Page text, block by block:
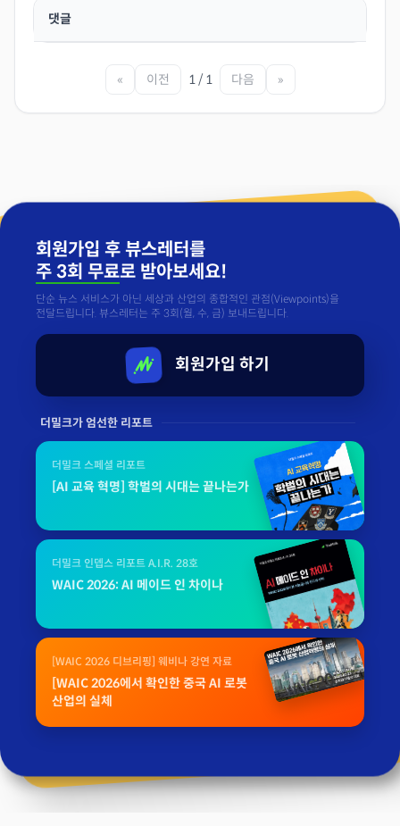
댓글
« 이전 1 / 1 다음 »
회원가입 후 뷰스레터를
주 3회 무료로 받아보세요!
단순 뉴스 서비스가 아닌 세상과 산업의 종합적인 관점(Viewpoints)을
전달드립니다. 뷰스레터는 주 3회(월, 수, 금) 보내드립니다.
회원가입 하기
더밀크가 엄선한 리포트
더밀크 스페셜 리포트
[AI 교육 혁명] 학벌의 시대는 끝나는가
더밀크 인뎁스 리포트 A.I.R. 28호
WAIC 2026: AI 메이드 인 차이나
[WAIC 2026 디브리핑] 웨비나 강연 자료
[WAIC 2026에서 확인한 중국 AI 로봇
산업의 실체